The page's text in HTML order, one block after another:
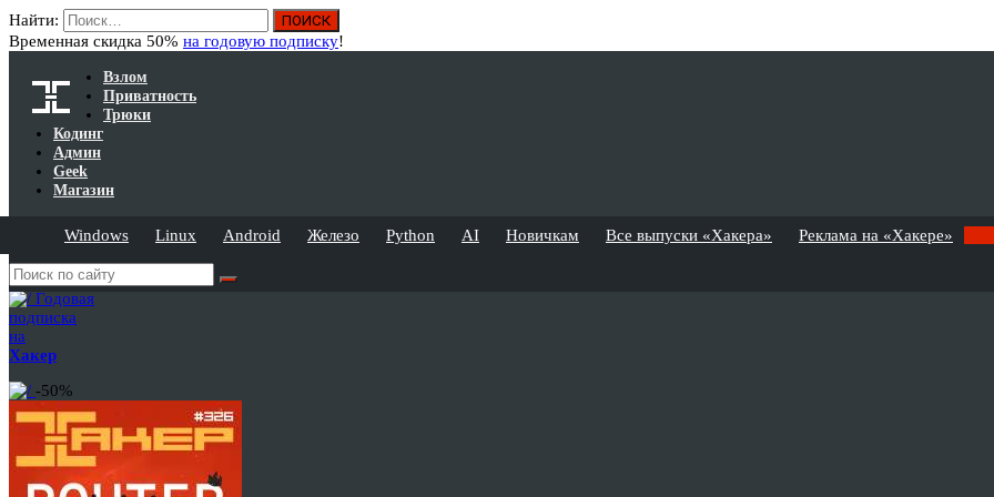
Найти:
Временная скидка 50% на годовую подписку!
Взлом
Приватность
Трюки
Кодинг
Админ
Geek
Магазин
Windows Linux Android Железо Python AI Новичкам Все выпуски «Хакера» Реклама на «Хакере»
Годовая
подписка
на
Хакер
-50%